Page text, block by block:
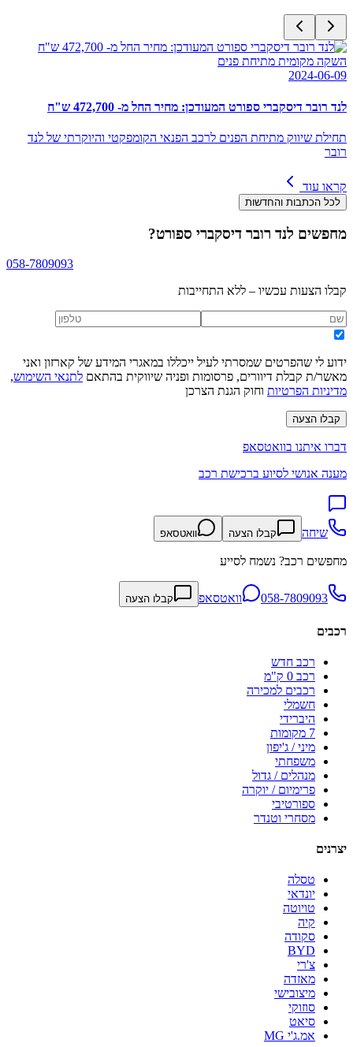
השקה מקומית מתיחת פנים
2024-06-09
לנד רובר דיסקברי ספורט המעודכן: מחיר החל מ- 472,700 ש"ח
תחילת שיווק מתיחת הפנים לרכב הפנאי הקומפקטי והיוקרתי של לנד
רובר
קראו עוד
לכל הכתבות והחדשות
מחפשים לנד רובר דיסקברי ספורט?
058-7809093
קבלו הצעות עכשיו – ללא התחייבות
ידוע לי שהפרטים שמסרתי לעיל ייכללו במאגרי המידע של קארזון ואני
מאשר/ת קבלת דיוורים, פרסומות ופניה שיווקית בהתאם לתנאי השימוש,
מדיניות הפרטיות וחוק הגנת הצרכן
קבלו הצעה
דברו איתנו בוואטסאפ
מענה אנושי לסיוע ברכישת רכב
שיחה קבלו הצעה וואטסאפ
מחפשים רכב? נשמח לסייע
058-7809093 וואטסאפ קבלו הצעה
רכבים
רכב חדש
רכב 0 ק"מ
רכבים למכירה
חשמלי
היברידי
7 מקומות
מיני / ג'יפון
משפחתי
מנהלים / גדול
פרימיום / יוקרה
ספורטיבי
מסחרי וטנדר
יצרנים
טסלה
יונדאי
טויוטה
קיה
סקודה
BYD
צ'רי
מאזדה
מיצובישי
סוזוקי
סיאט
אמ.ג'י MG